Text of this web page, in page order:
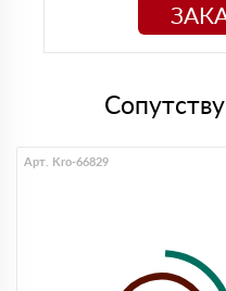
Арт. Kro-66829